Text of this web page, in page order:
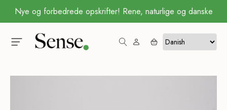
Køb for kun 499,- og få gratis levering